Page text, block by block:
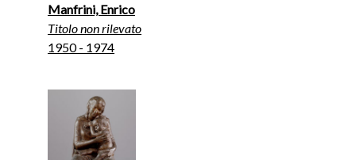
Manfrini, Enrico
Titolo non rilevato
1950 - 1974